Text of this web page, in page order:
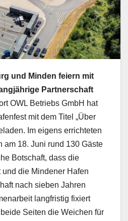
und Minden feiern mit
Partnerschaft
OWL Betriebs GmbH hat
mit dem Titel „Über
Im eigens errichteten
am 18. Juni rund 130 Gäste
Botschaft, dass die
die Mindener Hafen
nach sieben Jahren
langfristig fixiert
Seiten die Weichen für